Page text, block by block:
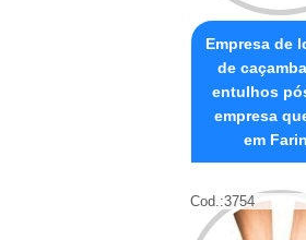
Empresa de
de
entulhos
empresa
em
Cod.:3754